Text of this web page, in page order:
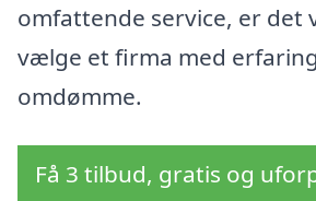
omfattende service, er det
vælge et firma med
omdømme.
Få 3 tilbud, gratis og